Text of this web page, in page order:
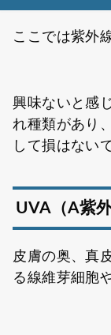
ここでは紫外
興味ないと感
れ種類があり
して損はない
UVA（A紫外
皮膚の奥、真
る線維芽細胞